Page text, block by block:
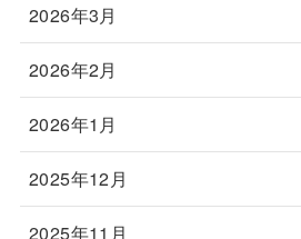
2026年3月
2026年2月
2026年1月
2025年12月
2025年11月